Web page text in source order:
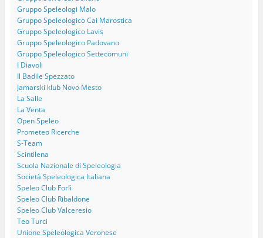
Gruppo Speleologi Malo
Gruppo Speleologico Cai Marostica
Gruppo Speleologico Lavis
Gruppo Speleologico Padovano
Gruppo Speleologico Settecomuni
I Diavoli
Il Badile Spezzato
Jamarski klub Novo Mesto
La Salle
La Venta
Open Speleo
Prometeo Ricerche
S-Team
Scintilena
Scuola Nazionale di Speleologia
Società Speleologica Italiana
Speleo Club Forlì
Speleo Club Ribaldone
Speleo Club Valceresio
Teo Turci
Unione Speleologica Veronese